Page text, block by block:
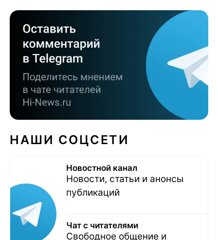
НАШИ СОЦСЕТИ
Новостной канал
Новости, статьи и анонсы
публикаций
Чат с читателями
Свободное общение и